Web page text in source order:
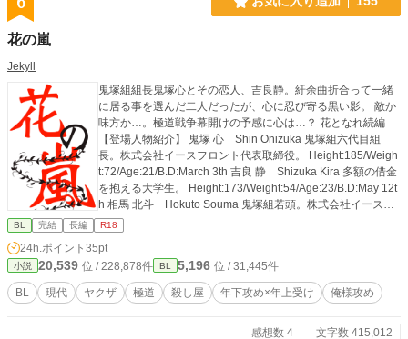
花の嵐
Jekyll
鬼塚組組長鬼塚心とその恋人、吉良静。紆余曲折合って一緒
に居る事を選んだ二人だったが、心に忍び寄る黒い影。 敵か
味方か…。極道戦争幕開けの予感に心は…？ 花となれ続編
【登場人物紹介】 鬼塚 心 Shin Onizuka 鬼塚組六代目組
長。株式会社イースフロント代表取締役。 Height:185/Weigh
t:72/Age:21/B.D:March 3th 吉良 静 Shizuka Kira 多額の借金
を抱える大学生。 Height:173/Weight:54/Age:23/B.D:May 12t
h 相馬 北斗 Hokuto Souma 鬼塚組若頭。株式会社イースフ
ロント副社長。 Height:182/Weight:68/Age:28 佐野 彪鷹 Ay
ataka Sano 鬼塚組若頭。心を育てた養父。 Height:181/Weig
ht:72/Age:?? 崎山 雅 Miyabi Sakiyama 仁流会鬼塚組 舎弟
頭。若頭の相馬の側近。 株式会社イースフロント副社長秘書
兼総務総括長兼秘書室室長(G.A.D OP division) Height:175/W
eight:53/Age:32 成田 久志 Hisashi Narita 仁流会鬼塚組 舎
宮 或人 Aruto Amamiya 仁流会裏鬼頭組に所属。静の護衛。
BL 完結 長編 R18
24h.ポイント 35pt
小説 20,539 位 / 228,878件 BL 5,196 位 / 31,445件
BL 現代 ヤクザ 極道 殺し屋 年下攻め×年上受け 俺様攻め
感想数 4 文字数 415,012